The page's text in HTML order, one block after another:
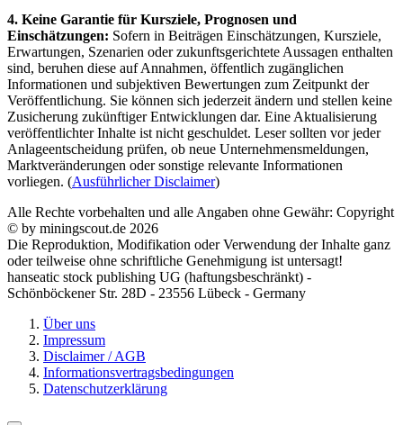
4. Keine Garantie für Kursziele, Prognosen und
Einschätzungen: Sofern in Beiträgen Einschätzungen, Kursziele,
Erwartungen, Szenarien oder zukunftsgerichtete Aussagen enthalten
sind, beruhen diese auf Annahmen, öffentlich zugänglichen
Informationen und subjektiven Bewertungen zum Zeitpunkt der
Veröffentlichung. Sie können sich jederzeit ändern und stellen keine
Zusicherung zukünftiger Entwicklungen dar. Eine Aktualisierung
veröffentlichter Inhalte ist nicht geschuldet. Leser sollten vor jeder
Anlageentscheidung prüfen, ob neue Unternehmensmeldungen,
Marktveränderungen oder sonstige relevante Informationen
vorliegen. (Ausführlicher Disclaimer)
Alle Rechte vorbehalten und alle Angaben ohne Gewähr: Copyright
© by miningscout.de 2026
Die Reproduktion, Modifikation oder Verwendung der Inhalte ganz
oder teilweise ohne schriftliche Genehmigung ist untersagt!
hanseatic stock publishing UG (haftungsbeschränkt) -
Schönböckener Str. 28D - 23556 Lübeck - Germany
Über uns
Impressum
Disclaimer / AGB
Informationsvertragsbedingungen
Datenschutzerklärung